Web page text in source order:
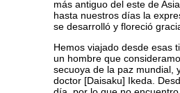
más antiguo del este de
hasta nuestros días la
se desarrolló y floreció
Hemos viajado desde esas
un hombre que
secuoya de la paz mundial,
doctor [Daisaku] Ikeda.